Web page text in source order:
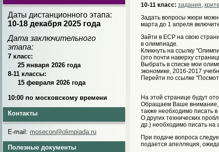
Даты дистанционного этапа:
10-18 декабря 2025 года
Дата заключительного
этапа:
7 класс:
25 января 2026 года
8-11 классы:
15 февраля 2026 года
10:00 по московскому времени
Контакты
E-mail: mosecon@olimpiada.ru
Полезные документы
10-11 класс: задания,
Задать вопросы жюри
марта до 1 апреля
Зайти в ЕСР на свою
в олимпиаде.
Кликнуть на ссылку
(это почти наверху
Выбрать в списке мои
экономике, 2016-2017
Перейти по ссылке
На этой странице будут
Обращаем Ваше внимание,
также необходимо писать
О других технических
др.) необходимо писать на
При подаче вопроса
подается апелляция,